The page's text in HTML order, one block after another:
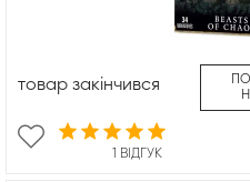
1 ВІДГУК
товар закінчився